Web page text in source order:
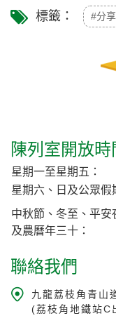
標籤： #分
陳列室開放時
星期一至星期五：
星期六、日及公眾假
中秋節、冬至、平安
及農曆年三十：
聯絡我們
九龍荔枝角青山
(荔枝角地鐵站C